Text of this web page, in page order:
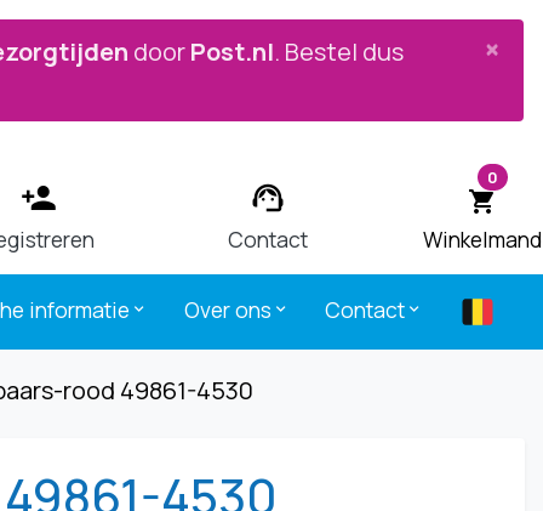
×
doorPost.nl. Bestel dus
person_add support_agent
Contact
shopping_cart
0
Winkelmand
informatie keyboard_arrow_down Over ons keyboard_arrow_down Contact keyboard_arrow_down
rood 49861-4530
4530

